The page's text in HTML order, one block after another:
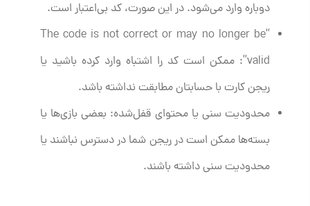
دوباره وارد می‌شود. در این صورت، کد بی‌اعتبار است.
“The code is not correct or may no longer be
valid”: ممکن است کد را اشتباه وارد کرده باشید یا
ریجن کارت با حسابتان مطابقت نداشته باشد.
محدودیت سنی یا محتوای قفل‌شده: بعضی بازی‌ها یا
بسته‌ها ممکن است در ریجن شما در دسترس نباشند یا
محدودیت سنی داشته باشند.